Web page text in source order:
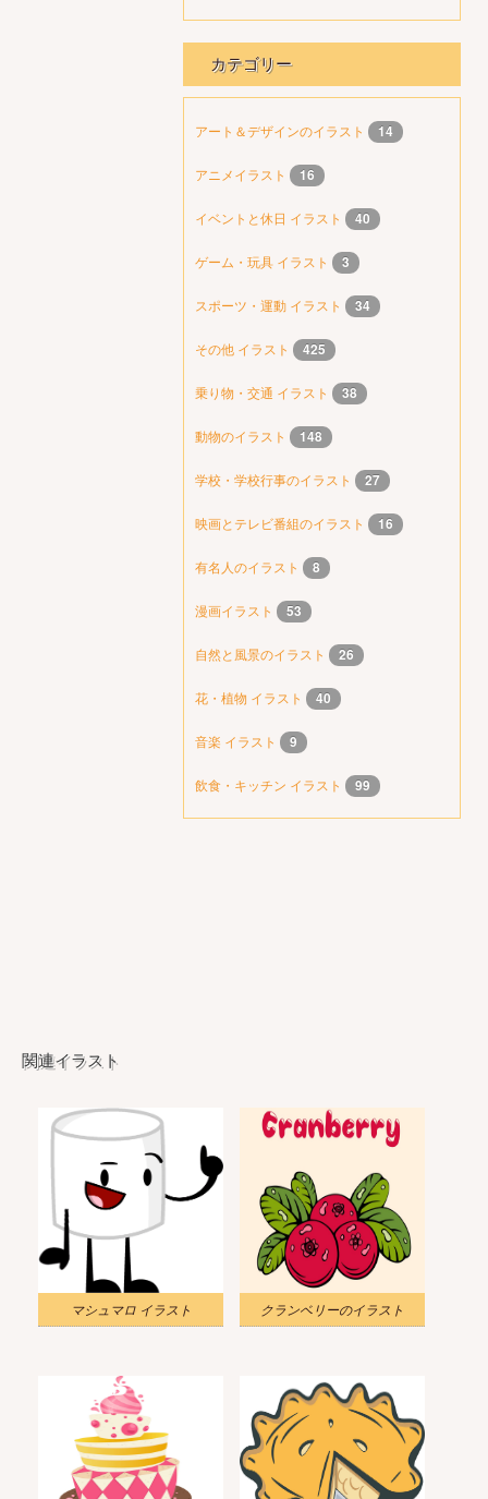
カテゴリー
アート＆デザインのイラスト 14
アニメイラスト 16
イベントと休日 イラスト 40
ゲーム・玩具 イラスト 3
スポーツ・運動 イラスト 34
その他 イラスト 425
乗り物・交通 イラスト 38
動物のイラスト 148
学校・学校行事のイラスト 27
映画とテレビ番組のイラスト 16
有名人のイラスト 8
漫画イラスト 53
自然と風景のイラスト 26
花・植物 イラスト 40
音楽 イラスト 9
飲食・キッチン イラスト 99
関連イラスト
マシュマロ イラスト クランベリーのイラスト